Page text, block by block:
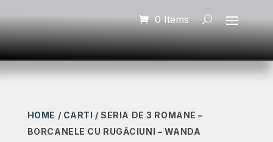
0 Items
HOME / CARTI / SERIA DE 3 ROMANE –
BORCANELE CU RUGĂCIUNI – WANDA